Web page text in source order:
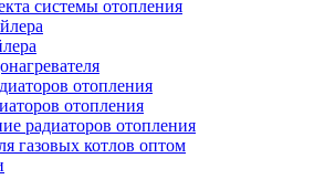
системы отопления
отопления
отопления
радиаторов отопления
газовых котлов оптом